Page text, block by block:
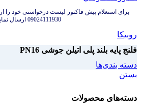
برای استعلام پیش فاکتور لیست درخواستی خود را
09024111930 ارسال نمایید.
روبیکا
فلنج پایه بلند پلی اتیلن جوشی PN16
دسته بندی‌ها
بستن
دسته‌های محصولات